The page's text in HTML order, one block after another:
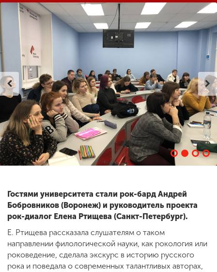
Сведения об
образовательной
организации
ENG SPN CHI
Приемная
комиссия
+7 (831) 262-26-20
Гостями университета стали рок-бард Андрей
Бобровников (Воронеж) и руководитель проекта
рок-диалог Елена Ртищева (Санкт-Петербург).
Е. Ртищева рассказала слушателям о таком
направлении филологической науки, как рокология или
роковедение, сделала экскурс в историю русского
рока и поведала о современных талантливых авторах,